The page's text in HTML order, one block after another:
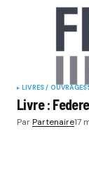
LIVRES / OUVRAGES
Livre :
ParPartenaire17